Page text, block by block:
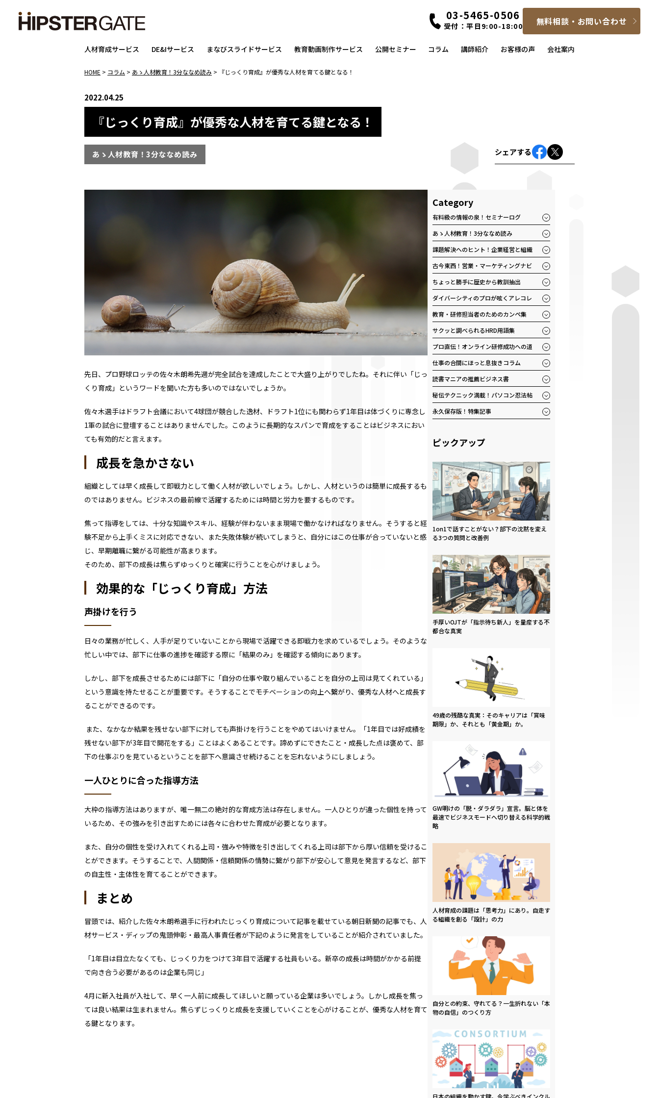
03-5465-0506
受付：平日9:00-18:00 無料相談・お問い合わせ
人材育成サービス DE&Iサービス まなびスライドサービス 教育動画制作サービス 公開セミナー コラム 講師紹介 お客様の声 会社案内
HOME > コラム > あゝ人材教育！3分ななめ読み > 『じっくり育成』が優秀な人材を育てる鍵となる！
2022.04.25
『じっくり育成』が優秀な人材を育てる鍵となる！
あゝ人材教育！3分ななめ読み シェアする
先日、プロ野球ロッテの佐々木朗希先週が完全試合を達成したことで大盛り上がりでしたね。それに伴い「じっ
くり育成」というワードを聞いた方も多いのではないでしょうか。
佐々木選手はドラフト会議において4球団が競合した逸材、ドラフト1位にも関わらず1年目は体づくりに専念し
1軍の試合に登壇することはありませんでした。このように長期的なスパンで育成をすることはビジネスにおい
ても有効的だと言えます。
成長を急かさない
組織としては早く成長して即戦力として働く人材が欲しいでしょう。しかし、人材というのは簡単に成長するも
のではありません。ビジネスの最前線で活躍するためには時間と労力を要するものです。
焦って指導をしては、十分な知識やスキル、経験が伴わないまま現場で働かなければなりません。そうすると経
験不足から上手くミスに対応できない、また失敗体験が続いてしまうと、自分にはこの仕事が合っていないと感
じ、早期離職に繋がる可能性が高まります。
そのため、部下の成長は焦らずゆっくりと確実に行うことを心がけましょう。
効果的な「じっくり育成」方法
声掛けを行う
日々の業務が忙しく、人手が足りていないことから現場で活躍できる即戦力を求めているでしょう。そのような
忙しい中では、部下に仕事の進捗を確認する際に「結果のみ」を確認する傾向にあります。
しかし、部下を成長させるためには部下に「自分の仕事や取り組んでいることを自分の上司は見てくれている」
という意識を持たせることが重要です。そうすることでモチベーションの向上へ繋がり、優秀な人材へと成長す
ることができるのです。
また、なかなか結果を残せない部下に対しても声掛けを行うことをやめてはいけません。「1年目では好成績を
残せない部下が3年目で開花をする」ことはよくあることです。諦めずにできたこと・成長した点は褒めて、部
下の仕事ぶりを見ているということを部下へ意識させ続けることを忘れないようにしましょう。
一人ひとりに合った指導方法
大枠の指導方法はありますが、唯一無二の絶対的な育成方法は存在しません。一人ひとりが違った個性を持って
いるため、その強みを引き出すためには各々に合わせた育成が必要となります。
また、自分の個性を受け入れてくれる上司・強みや特徴を引き出してくれる上司は部下から厚い信頼を受けるこ
とができます。そうすることで、人間関係・信頼関係の情勢に繋がり部下が安心して意見を発言するなど、部下
の自主性・主体性を育てることができます。
まとめ
冒頭では、紹介した佐々木朗希選手に行われたじっくり育成について記事を載せている朝日新聞の記事でも、人
材サービス・ディップの鬼頭伸彰・最高人事責任者が下記のように発言をしていることが紹介されていました。
「1年目は目立たなくても、じっくり力をつけて3年目で活躍する社員もいる。新卒の成長は時間がかかる前提
で向き合う必要があるのは企業も同じ」
4月に新入社員が入社して、早く一人前に成長してほしいと願っている企業は多いでしょう。しかし成長を焦っ
ては良い結果は生まれません。焦らずじっくりと成長を支援していくことを心がけることが、優秀な人材を育て
る鍵となります。
Category
有料級の情報の泉！セミナーログ
あゝ人材教育！3分ななめ読み
課題解決へのヒント！企業経営と組織
古今東西！営業・マーケティングナビ
ちょっと勝手に歴史から教訓抽出
ダイバーシティのプロが呟くアレコレ
教育・研修担当者のためのカンペ集
サクッと調べられるHRD用語集
プロ直伝！オンライン研修成功への道
仕事の合間にほっと息抜きコラム
読書マニアの推薦ビジネス書
秘伝テクニック満載！パソコン忍法帖
永久保存版！特集記事
ピックアップ
1on1で話すことがない？部下の沈黙を変え
る3つの質問と改善例
手厚いOJTが「指示待ち新人」を量産する不
都合な真実
49歳の残酷な真実：そのキャリアは「賞味
期限」か、それとも「黄金期」か。
GW明けの「脱・ダラダラ」宣言。脳と体を
最速でビジネスモードへ切り替える科学的戦
略
人材育成の課題は「思考力」にあり。自走す
る組織を創る「設計」の力
自分との約束、守れてる？一生折れない「本
物の自信」のつくり方
日本の組織を動かす鍵。今学ぶべきインクル